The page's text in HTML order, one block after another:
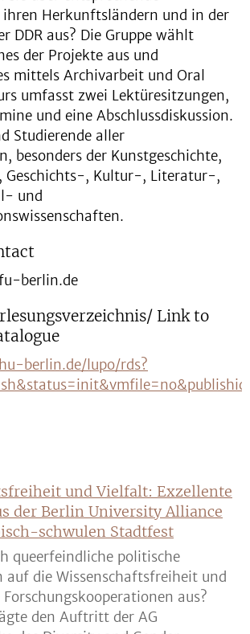
Herkunftsländern und in der
DDR aus? Die Gruppe wählt
der Projekte aus und
mittels Archivarbeit und Oral
umfasst zwei Lektüresitzungen,
und eine Abschlussdiskussion.
Studierende aller
besonders der Kunstgeschichte,
Geschichts-, Kultur-, Literatur-,
und
berlin.de
Link to
berlin.de/lupo/rds?
und Vielfalt: Exzellente
der Berlin University Alliance
schwulen Stadtfest
queerfeindliche politische
auf die Wissenschaftsfreiheit und
aus?
den Auftritt der AG